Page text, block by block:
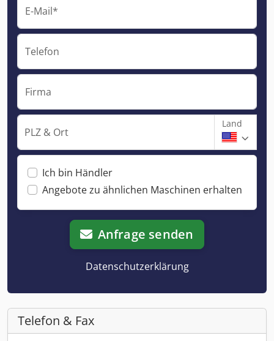
E-Mail*
Telefon
Firma
PLZ & Ort
Land
Ich bin Händler
Angebote zu ähnlichen Maschinen erhalten
Anfrage senden
Datenschutzerklärung
Telefon & Fax